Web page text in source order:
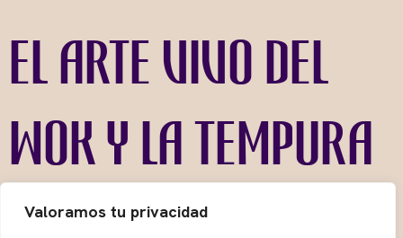
Valoramos tu privacidad
El arte vivo del
wok y la tempura
Heron Citymantiene viva la tradición del wok